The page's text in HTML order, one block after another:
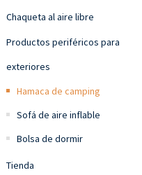
Chaqueta al aire libre
Productos periféricos para
exteriores
Hamaca de camping
Sofá de aire inflable
Bolsa de dormir
Tienda